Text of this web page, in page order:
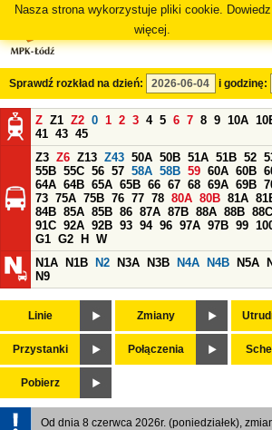
Nasza strona wykorzystuje pliki cookie.
więcej.
Sprawdź rozkład na dzień: i godzinę:
Z Z1 Z2 0 1 2 3 4 5 6 7 8 9 10A
41 43 45
Z3 Z6 Z13 Z43 50A 50B 51A 51B 52
55B 55C 56 57 58A 58B 59 60A 60B
64A 64B 65A 65B 66 67 68 69A 69B
73 75A 75B 76 77 78 80A 80B 81A
84B 85A 85B 86 87A 87B 88A 88B 88C
91C 92A 92B 93 94 96 97A 97B 99
G1 G2 H
W
N1A
N1B N2 N3A N3B N4A N4B N5A
N9
Linie Zmiany
Przystanki Połączenia
Pobierz
Od dnia 8 czerwca 2026r. (poniedziałek),